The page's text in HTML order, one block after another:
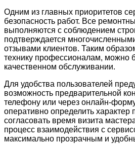
Одним из главных приоритетов
безопасность работ. Все
выполняются с соблюдением
подтверждается
отзывами клиентов. Таким
технику профессионалам, можно
качественном обслуживании.
Для удобства пользователей
возможность предварительной
телефону или через онлайн-
оперативно определить характер
согласовать время визита
процесс взаимодействия с
максимально прозрачным и